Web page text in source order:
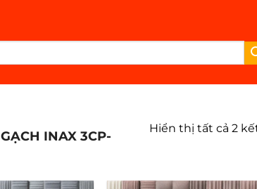
GẠCH INAX 3CP-
Hiển thị tất cả 2